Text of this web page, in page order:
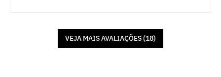
VEJA MAIS AVALIAÇÕES (18)